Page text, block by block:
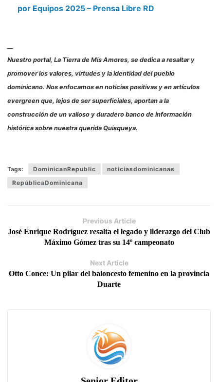
por Equipos 2025 – Prensa Libre RD
Nuestro portal, La Tierra de Mis Amores, se dedica a resaltar y
promover los valores, virtudes y la identidad del pueblo
dominicano. Nos enfocamos en noticias positivas y en artículos
evergreen que, lejos de ser superficiales, aportan a la
construcción de un valioso y duradero banco de información
histórica sobre nuestra querida Quisqueya.
Tags: DominicanRepublic
noticiasdominicanas
RepúblicaDominicana
Previous Article
José Enrique Rodríguez resalta el legado y liderazgo del Club
Máximo Gómez tras su 14º campeonato
Next Article
Otto Conce: Un pilar del baloncesto femenino en la provincia
Duarte